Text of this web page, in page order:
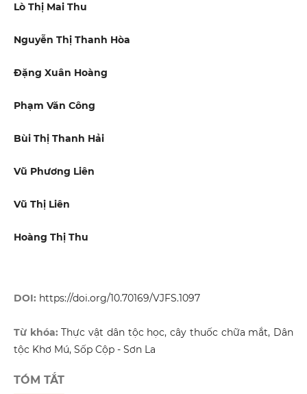
Lò Thị Mai Thu
Nguyễn Thị Thanh Hòa
Đặng Xuân Hoàng
Phạm Văn Công
Bùi Thị Thanh Hải
Vũ Phương Liên
Vũ Thị Liên
Hoàng Thị Thu
DOI: https://doi.org/10.70169/VJFS.1097
Từ khóa:Thực vật dân tộc học, cây thuốc chữa mắt, Dân
tộc Khơ Mú, Sốp Cộp - Sơn La
TÓM TẮT